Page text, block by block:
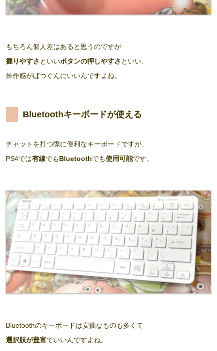
もちろん個人差はあると思うのですが
握りやすさ といいボタンの押しやすさ といい、
操作感がばつぐんにいいんですよね。
Bluetoothキーボードが使える
チャットを打つ際に便利なキーボードですが、
PS4では有線でもBluetoothでも使用可能です。
Bluetoothのキーボードは安価なものも多くて
選択肢が豊富でいいんですよね。